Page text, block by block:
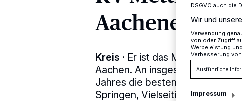
Aachener Chio
Kreis · Er ist das Mekka des
Aachen. An insgesamt zehn
Jahres die besten Reiter des
Springen, Vielseitigkeitsreiten,
DSGVO auch die
Wir und
Verwendung
von oder Zugriff
Werbeleistung
Verbesserung
Ausführliche
Impressum